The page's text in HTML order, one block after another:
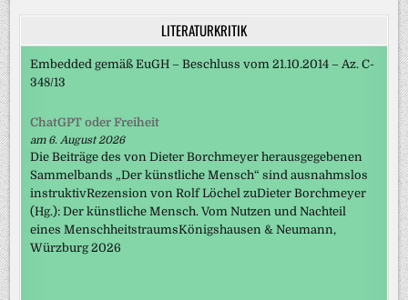
LITERATURKRITIK
Embedded gemäß EuGH – Beschluss vom 21.10.2014 – Az. C-
348/13
ChatGPT oder Freiheit
am 6. August 2026
Die Beiträge des von Dieter Borchmeyer herausgegebenen
Sammelbands „Der künstliche Mensch“ sind ausnahmslos
instruktivRezension von Rolf Löchel zuDieter Borchmeyer
(Hg.): Der künstliche Mensch. Vom Nutzen und Nachteil
eines MenschheitstraumsKönigshausen & Neumann,
Würzburg 2026